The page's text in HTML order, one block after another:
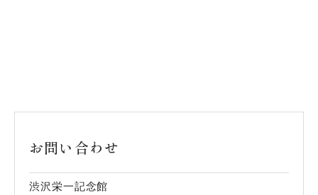
お問い合わせ
渋沢栄一記念館